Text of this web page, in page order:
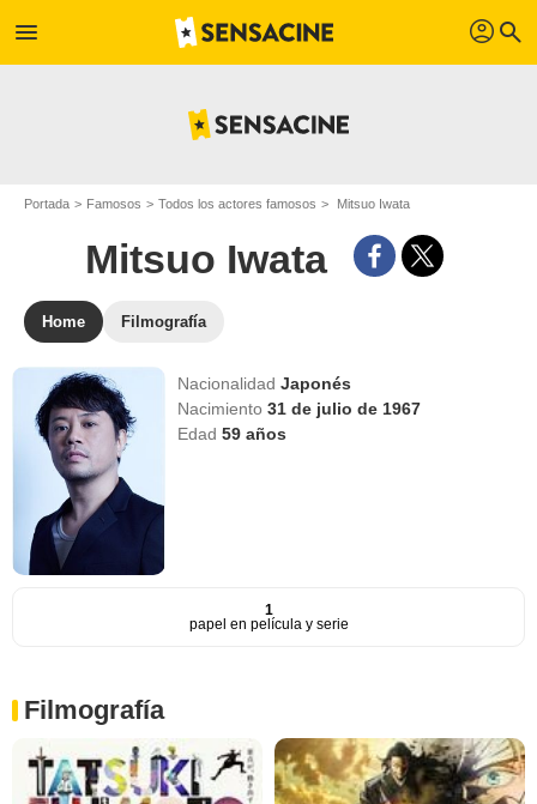
menu profil search
Portada Famosos Todos los actores famosos Mitsuo Iwata
Mitsuo Iwata
Home Filmografía
NacionalidadJaponés
Nacimiento31 de julio de 1967
Edad59 años
1
papel en película y serie
Filmografía